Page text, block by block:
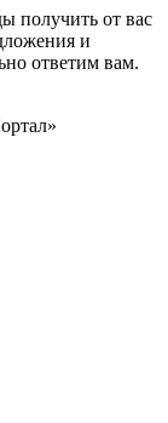
получить от вас
и
ответим вам.